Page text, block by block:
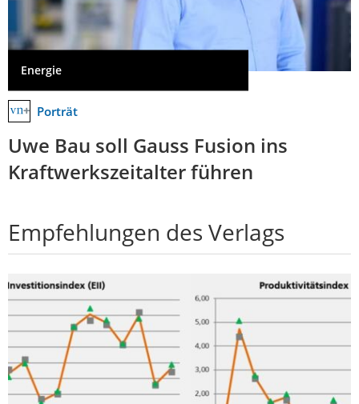
Energie
Porträt
Uwe Bau soll Gauss Fusion ins
Kraftwerkszeitalter führen
Empfehlungen des Verlags